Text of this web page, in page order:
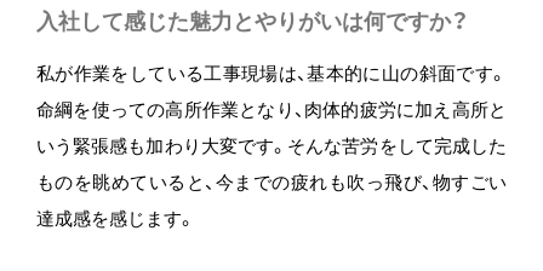
入社して感じた魅力とやりがいは何ですか？
私が作業をしている工事現場は、基本的に山の斜面です。
命綱を使っての高所作業となり、肉体的疲労に加え高所と
いう緊張感も加わり大変です。そんな苦労をして完成した
ものを眺めていると、今までの疲れも吹っ飛び、物すごい
達成感を感じます。